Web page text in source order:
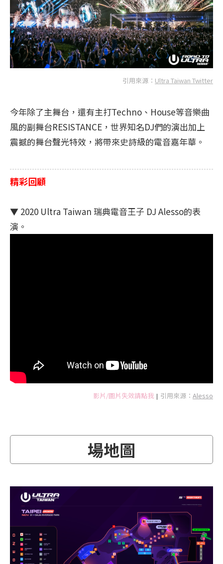
引用來源： Ultra Taiwan Twitter
今年除了主舞台，還有主打Techno、House等音樂曲
風的副舞台RESISTANCE，世界知名DJ們的演出加上
震撼的舞台聲光特效，將帶來史詩級的電音嘉年華。
精彩回顧
▼ 2020 Ultra Taiwan 瑞典電音王子 DJ Alesso的表
演。
影片/圖片失效請點我 | 引用來源： Alesso
場地圖